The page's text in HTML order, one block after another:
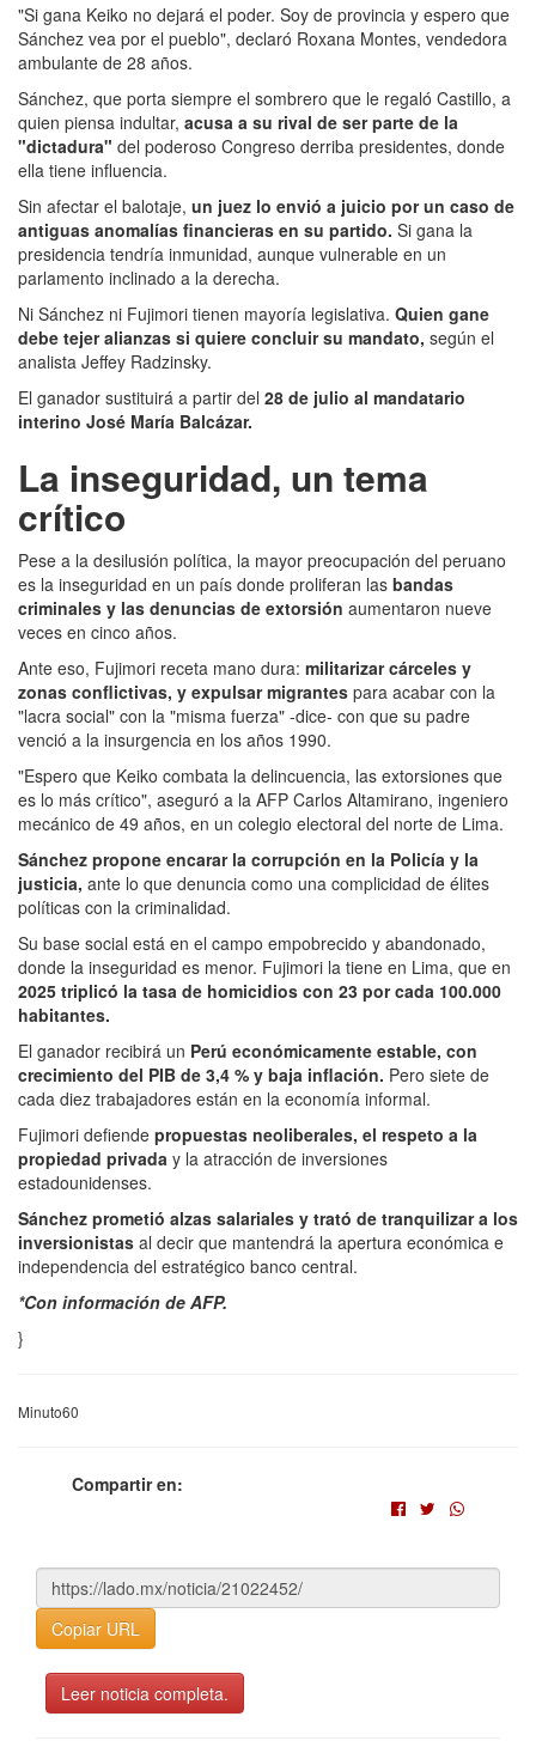
"Si gana Keiko no dejará el poder. Soy de provincia y espero que
Sánchez vea por el pueblo", declaró Roxana Montes, vendedora
ambulante de 28 años.
Sánchez, que porta siempre el sombrero que le regaló Castillo, a
quien piensa indultar, acusa a su rival de ser parte de la
"dictadura" del poderoso Congreso derriba presidentes, donde
ella tiene influencia.
Sin afectar el balotaje, un juez lo envió a juicio por un caso de
antiguas anomalías financieras en su partido. Si gana la
presidencia tendría inmunidad, aunque vulnerable en un
parlamento inclinado a la derecha.
Ni Sánchez ni Fujimori tienen mayoría legislativa. Quien gane
debe tejer alianzas si quiere concluir su mandato, según el
analista Jeffey Radzinsky.
El ganador sustituirá a partir del 28 de julio al mandatario
interino José María Balcázar.
La inseguridad, un tema
crítico
Pese a la desilusión política, la mayor preocupación del peruano
es la inseguridad en un país donde proliferan las bandas
criminales y las denuncias de extorsión aumentaron nueve
veces en cinco años.
Ante eso, Fujimori receta mano dura: militarizar cárceles y
zonas conflictivas, y expulsar migrantes para acabar con la
"lacra social" con la "misma fuerza" -dice- con que su padre
venció a la insurgencia en los años 1990.
"Espero que Keiko combata la delincuencia, las extorsiones que
es lo más crítico", aseguró a la AFP Carlos Altamirano, ingeniero
mecánico de 49 años, en un colegio electoral del norte de Lima.
Sánchez propone encarar la corrupción en la Policía y la
justicia, ante lo que denuncia como una complicidad de élites
políticas con la criminalidad.
Su base social está en el campo empobrecido y abandonado,
donde la inseguridad es menor. Fujimori la tiene en Lima, que en
2025 triplicó la tasa de homicidios con 23 por cada 100.000
habitantes.
El ganador recibirá un Perú económicamente estable, con
crecimiento del PIB de 3,4 % y baja inflación. Pero siete de
cada diez trabajadores están en la economía informal.
Fujimori defiende propuestas neoliberales, el respeto a la
propiedad privada y la atracción de inversiones
estadounidenses.
Sánchez prometió alzas salariales y trató de tranquilizar a los
inversionistas al decir que mantendrá la apertura económica e
independencia del estratégico banco central.
*Con información de AFP.
}
Minuto60
Compartir en:
Copiar URL
Leer noticia completa.